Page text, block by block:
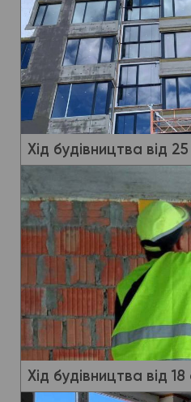
Хід будівництва від
Хід будівництва від